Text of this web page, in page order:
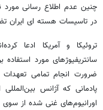
چنین عدم اطلاع رسانی مورد
در تاسیسات هسته ای ایران
تروئیکا و آمریکا ادعا
سانتریفیوژهای مورد استفاده
ضرورت انجام تمامی
پادمانی که آژانس
اورانیوم‌های غنی شده از سوی